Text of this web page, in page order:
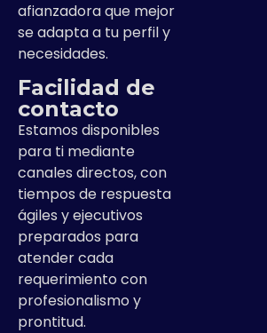
afianzadora que mejor
se adapta a tu perfil y
necesidades.
Facilidad de
contacto
Estamos disponibles
para ti mediante
canales directos, con
tiempos de respuesta
ágiles y ejecutivos
preparados para
atender cada
requerimiento con
profesionalismo y
prontitud.